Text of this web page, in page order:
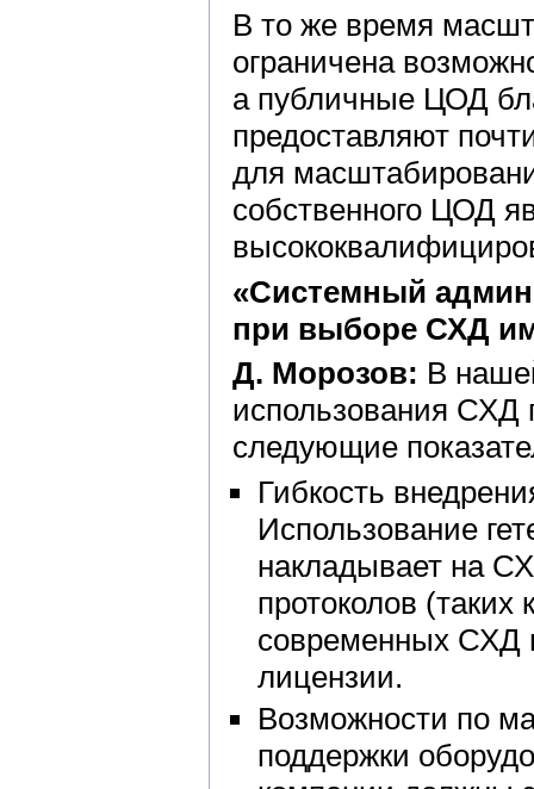
В то же время
ограничена
а публичные ЦОД
предоставляют
для
собственного ЦОД
«Системный
при выборе СХД
Д. Морозов: В
использования
следующие
Гибкость
Использование
накладывает на
протоколов
современных СХД
лицензии.
Возможности по
поддержки